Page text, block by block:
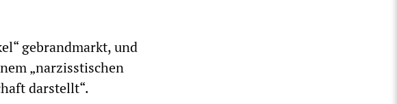
gebrandmarkt, und
„narzisstischen
darstellt“.